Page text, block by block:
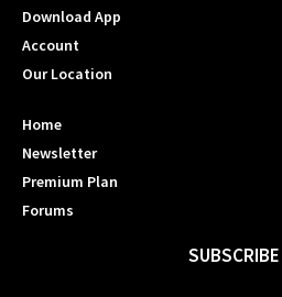
Download App
Account
Our Location
Home
Newsletter
Premium Plan
Forums